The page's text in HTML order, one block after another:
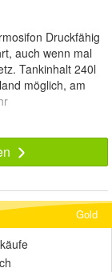
Druckfähig
auch wenn mal
Tankinhalt 240l
möglich, am
Gold